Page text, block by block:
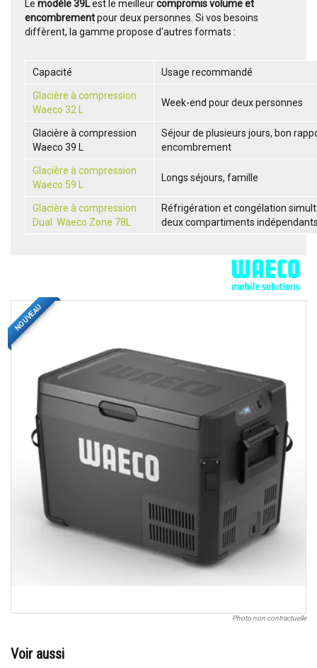
Le modèle 39Lest le meilleurcompromis volume et
encombrementpour deux personnes. Si vos besoins
diffèrent, la gamme propose d'autres formats :
Capacité Usage recommandé
Glacière à compression
Waeco 32 L
Week-end pour deux personnes
Glacière à compression
Waeco 39 L
Séjour de plusieurs jours, bon
encombrement
Glacière à compression
Waeco 59 L
Longs séjours, famille
Glacière à compression
Dual Waeco Zone 78L
Réfrigération et congélation
deux compartiments
NOUVEAU
Photo non contractuelle
Voir aussi